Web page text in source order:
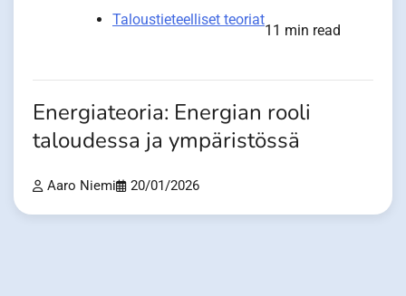
Taloustieteelliset teoriat
11 min read
Energiateoria: Energian rooli
taloudessa ja ympäristössä
Aaro Niemi 20/01/2026